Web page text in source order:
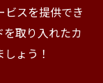
スを提供でき
取り入れたカ
ょう！